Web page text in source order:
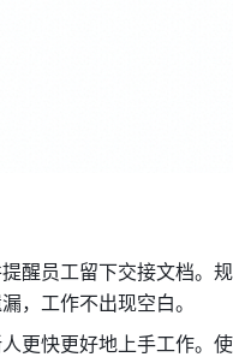
醒员工留下交接文档。
，工作不出现空白。
更快更好地上手工作。